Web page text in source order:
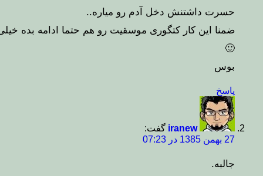
حسرت داشتنش دخل آدم رو میاره..
ضمنا این کار کتگوری موسقیت رو هم حتما ادامه بده
🙂
بوس
پاسخ
iranew گفت:
27 بهمن 1385 در 07:23
جالبه.